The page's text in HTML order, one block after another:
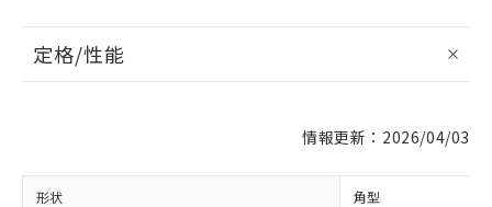
定格/性能
情報更新：2026/04/03
形状 角型